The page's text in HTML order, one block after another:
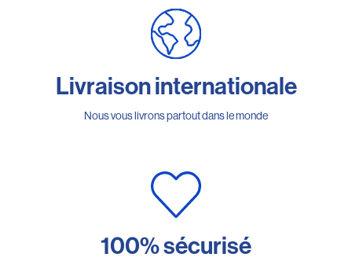
Livraison internationale
Nous vous livrons partout dans le monde
100% sécurisé